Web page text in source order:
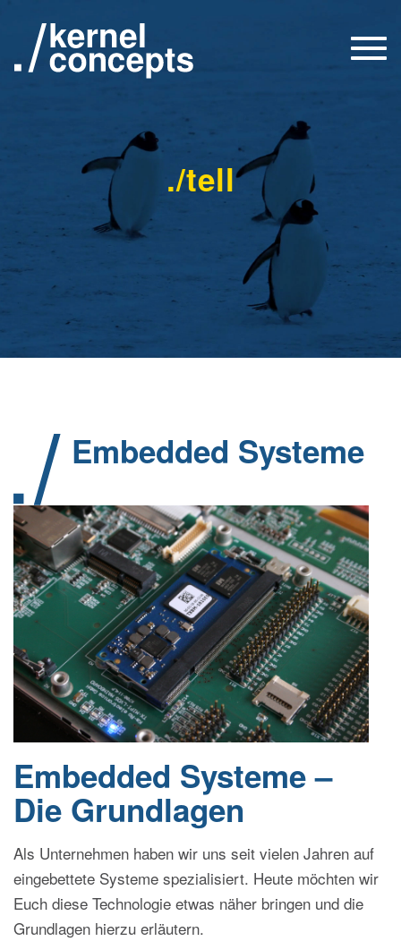
./tell
Embedded Systeme
Embedded Systeme –
Die Grundlagen
Als Unternehmen haben wir uns seit vielen Jahren auf
eingebettete Systeme spezialisiert. Heute möchten wir
Euch diese Technologie etwas näher bringen und die
Grundlagen hierzu erläutern.